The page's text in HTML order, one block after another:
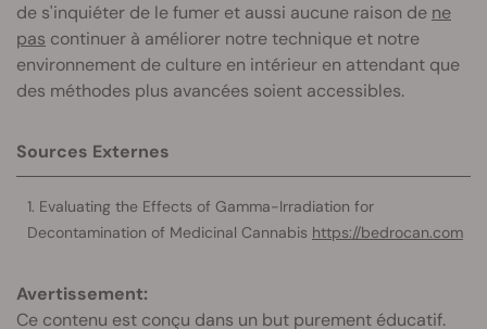
de s'inquiéter de le fumer et aussi aucune raison de ne
pas continuer à améliorer notre technique et notre
environnement de culture en intérieur en attendant que
des méthodes plus avancées soient accessibles.
Sources Externes
Evaluating the Effects of Gamma-Irradiation for
Decontamination of Medicinal Cannabis https://bedrocan.com
Avertissement:
Ce contenu est conçu dans un but purement éducatif.